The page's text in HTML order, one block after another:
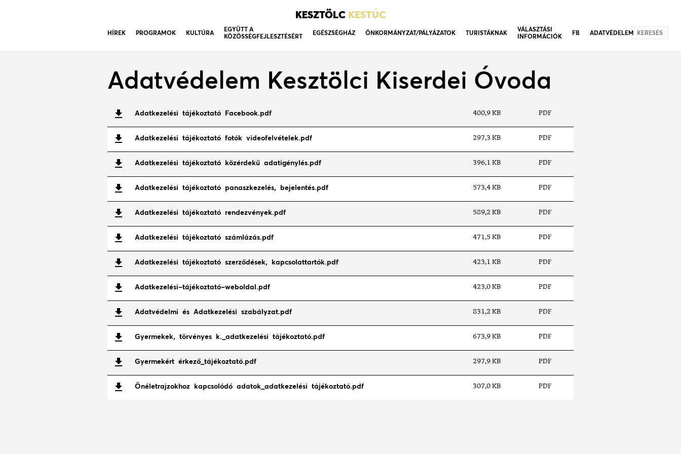
KESZTÖLC KESTÚC
HÍREK PROGRAMOK KULTÚRA
EGYÜTT A
KÖZÖSSÉGFEJLESZTÉSÉRT
EGÉSZSÉGHÁZ ÖNKORMÁNYZAT/PÁLYÁZATOK TURISTÁKNAK
VÁLASZTÁSI
INFORMÁCIÓK
FB ADATVÉDELEM KERESÉS
Adatvédelem Kesztölci Kiserdei Óvoda
Adatkezelési tájékoztató Facebook.pdf 400,9 KB PDF
Adatkezelési tájékoztató fotók videofelvételek.pdf 297,3 KB PDF
Adatkezelési tájékoztató közérdekű adatigénylés.pdf 396,1 KB PDF
Adatkezelési tájékoztató panaszkezelés, bejelentés.pdf 573,4 KB PDF
Adatkezelési tájékoztató rendezvények.pdf 589,2 KB PDF
Adatkezelési tájékoztató számlázás.pdf 471,5 KB PDF
Adatkezelési tájékoztató szerződések, kapcsolattartók.pdf 423,1 KB PDF
Adatkezelési-tájékoztató-weboldal.pdf 423,0 KB PDF
Adatvédelmi és Adatkezelési szabályzat.pdf 831,2 KB PDF
Gyermekek, törvényes k._adatkezelési tájékoztató.pdf 673,9 KB PDF
Gyermekért érkező_tájékoztató.pdf 297,9 KB PDF
Önéletrajzokhoz kapcsolódó adatok_adatkezelési tájékoztató.pdf 307,0 KB PDF